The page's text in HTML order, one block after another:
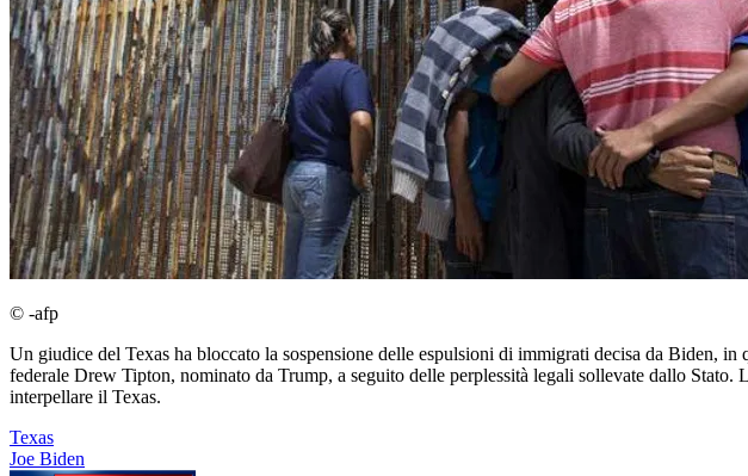
© -afp
Un giudice del Texas ha bloccato la sospensione delle espulsioni di immigrati decisa da Biden,
federale Drew Tipton, nominato da Trump, a seguito delle perplessità legali sollevate dallo
interpellare il Texas.
Texas
Joe Biden